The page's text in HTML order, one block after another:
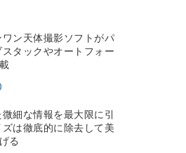
ン天体撮影ソフトがパ
タックやオートフォー
細な情報を最大限に引
は徹底的に除去して美
る